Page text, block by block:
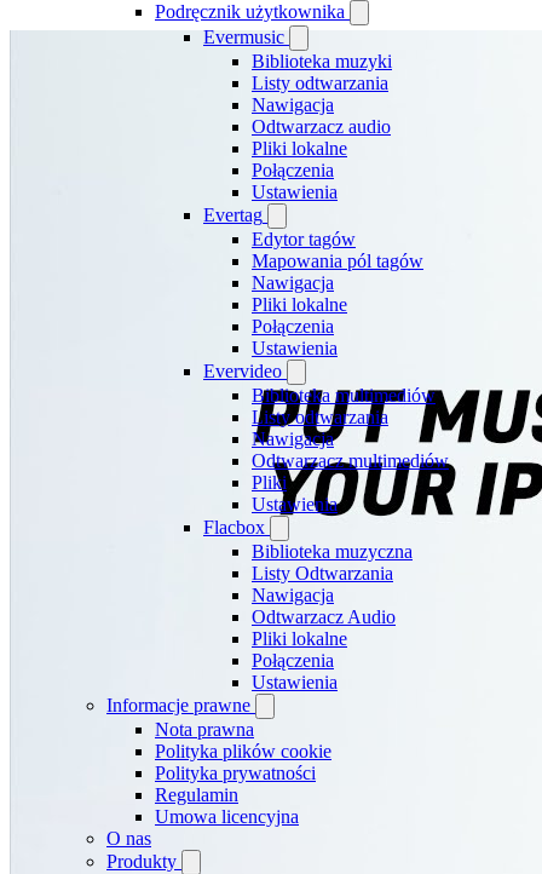
Podręcznik użytkownika
Evermusic
Biblioteka muzyki
Listy odtwarzania
Nawigacja
Odtwarzacz audio
Pliki lokalne
Połączenia
Ustawienia
Evertag
Edytor tagów
Mapowania pól tagów
Nawigacja
Pliki lokalne
Połączenia
Ustawienia
Evervideo
Biblioteka multimediów
Listy odtwarzania
Nawigacja
Odtwarzacz multimediów
Pliki
Ustawienia
Flacbox
Biblioteka muzyczna
Listy Odtwarzania
Nawigacja
Odtwarzacz Audio
Pliki lokalne
Połączenia
Ustawienia
Informacje prawne
Nota prawna
Polityka plików cookie
Polityka prywatności
Regulamin
Umowa licencyjna
O nas
Produkty